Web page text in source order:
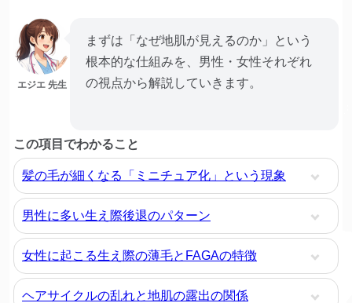
エジエ 先生
まずは「なぜ地肌が見えるのか」という
根本的な仕組みを、男性・女性それぞれ
の視点から解説していきます。
この項目でわかること
髪の毛が細くなる「ミニチュア化」という現象
男性に多い生え際後退のパターン
女性に起こる生え際の薄毛とFAGAの特徴
ヘアサイクルの乱れと地肌の露出の関係